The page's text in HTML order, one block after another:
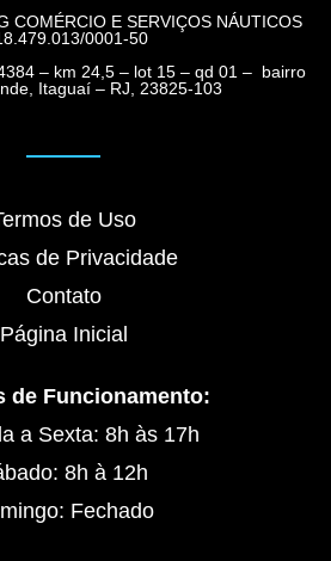
COMÉRCIO E SERVIÇOS NÁUTICOS
0001-50
– km 24,5 – lot 15 – qd 01 – bairro
Itaguaí – RJ, 23825-103
de Uso
de Privacidade
Contato
Página Inicial
de Funcionamento:
a Sexta: 8h às 17h
8h à 12h
Fechado